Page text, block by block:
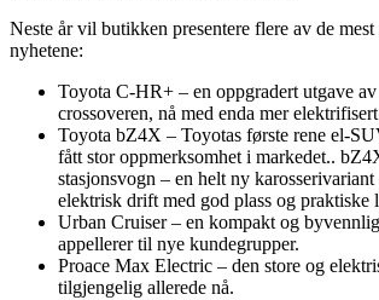
Neste år vil butikken presentere flere av de mest
nyhetene:
Toyota C-HR+ – en oppgradert utgave
crossoveren, nå med enda mer
Toyota bZ4X – Toyotas første rene el-
fått stor oppmerksomhet i markedet..
stasjonsvogn – en helt ny
elektrisk drift med god plass og praktiske
Urban Cruiser – en kompakt og
appellerer til nye kundegrupper.
Proace Max Electric – den store og
tilgjengelig allerede nå.